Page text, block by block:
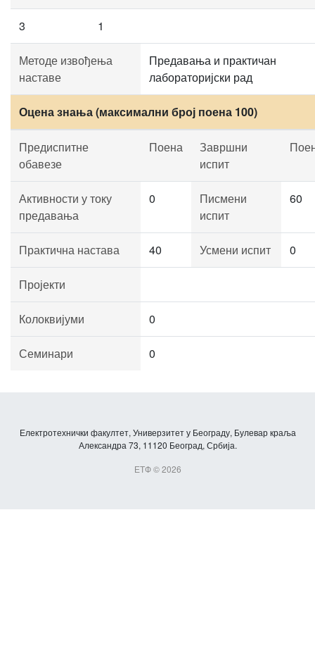
3 1
Методе извођења
наставе
Предавања и практичан
лабораторијски рад
Оцена знања (максимални број поена 100)
Предиспитне
обавезе
Поена
Завршни
испит
Активности у току
предавања
0
Писмени
испит
60
Практична настава 40 Усмени испит 0
Пројекти
Колоквијуми 0
Семинари 0
Електротехнички факултет, Универзитет у Београду, Булевар краља
Александра 73, 11120 Београд, Србија.
ЕТФ © 2026